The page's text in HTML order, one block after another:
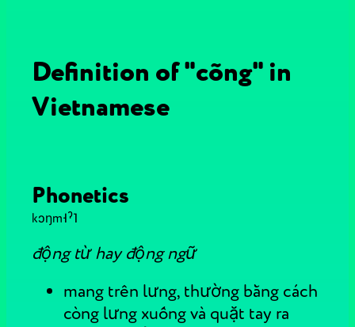
Definition of "cõng" in
Vietnamese
Phonetics
kɔŋm˧ˀ˥
động từ hay động ngữ
mang trên lưng, thường bằng cách
còng lưng xuống và quặt tay ra